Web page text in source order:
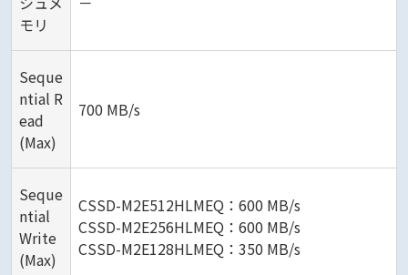
モリ
Seque
ntial R
ead
(Max)
700 MB/s
Seque
ntial
Write
(Max)
CSSD-M2E512HLMEQ：600 MB/s
CSSD-M2E256HLMEQ：600 MB/s
CSSD-M2E128HLMEQ：350 MB/s